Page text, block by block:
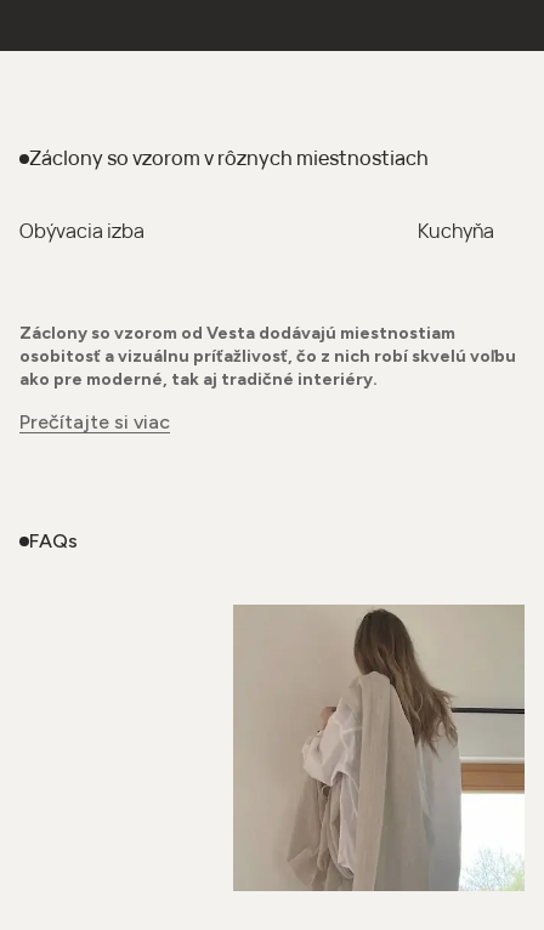
Záclony so vzoromv rôznych miestnostiach
Obývacia izba Kuchyňa
Záclony so vzorom od Vesta dodávajú miestnostiam
osobitosť a vizuálnu príťažlivosť, čo z nich robí skvelú voľbu
ako pre moderné, tak aj tradičné interiéry.
Prečítajte si viac
FAQs